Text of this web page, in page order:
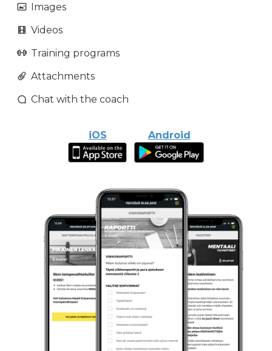
Images
Videos
Training programs
Attachments
Chat with the coach
iOS Android